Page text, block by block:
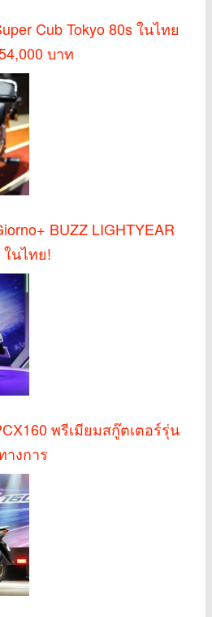
Cub Tokyo 80s ในไทย
บาท
BUZZ LIGHTYEAR
ในไทย!
พรีเมียมสกู๊ตเตอร์รุ่น
างการ